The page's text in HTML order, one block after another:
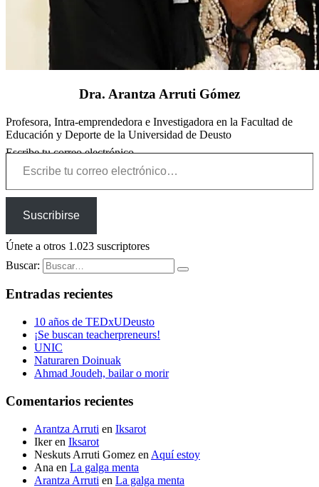
Dra. Arantza Arruti Gómez
Profesora, Intra-emprendedora e Investigadora en la Facultad de
Educación y Deporte de la Universidad de Deusto
Escribe tu correo electrónico…
Suscribirse
Únete a otros 1.023 suscriptores
Buscar:
Entradas recientes
10 años de TEDxUDeusto
¡Se buscan teacherpreneurs!
UNIC
Naturaren Doinuak
Ahmad Joudeh, bailar o morir
Comentarios recientes
Arantza Arruti en Iksarot
Ikeren Iksarot
Neskuts Arruti Gomez en Aquí estoy
Ana en La galga menta
Arantza Arruti en La galga menta